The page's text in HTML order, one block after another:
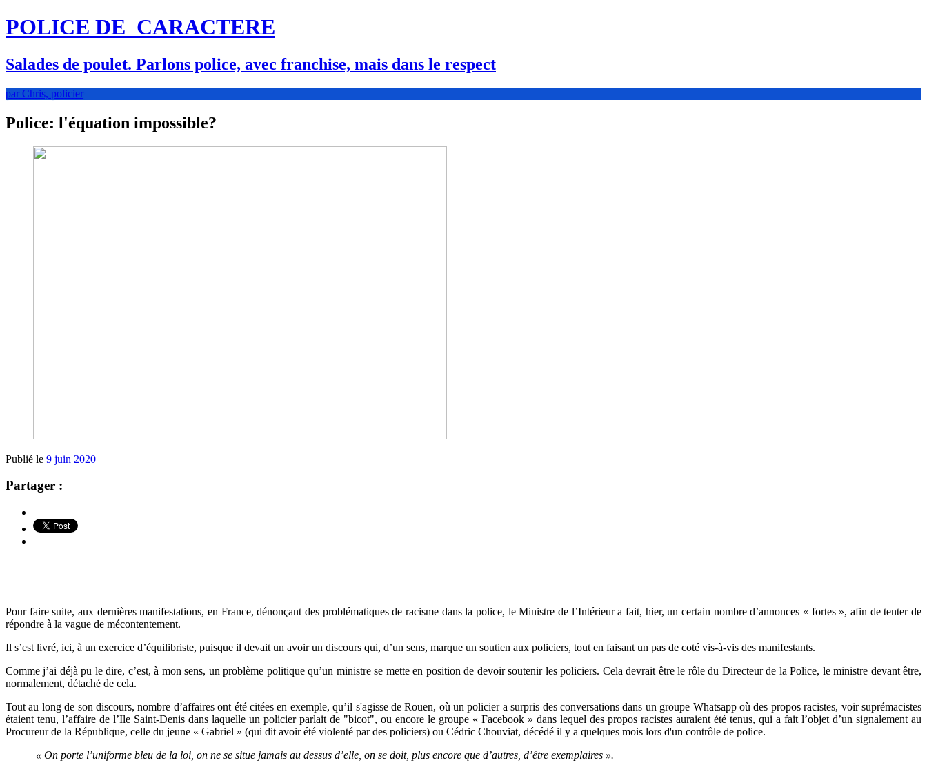
POLICE DE CARACTERE
Salades de poulet. Parlons police, avec franchise, mais dans le respect
par Chris, policier
Police: l'équation impossible?
Publié le 9 juin 2020
Partager :
Pour faire suite, aux dernières manifestations, en France, dénonçant des problématiques de racisme dans la police, le Ministre de l’Intérieur a fait, hier, un certain nombre d’annonces « fortes », afin de tenter de
répondre à la vague de mécontentement.
Il s’est livré, ici, à un exercice d’équilibriste, puisque il devait un avoir un discours qui, d’un sens, marque un soutien aux policiers, tout en faisant un pas de coté vis-à-vis des manifestants.
Comme j’ai déjà pu le dire, c’est, à mon sens, un problème politique qu’un ministre se mette en position de devoir soutenir les policiers. Cela devrait être le rôle du Directeur de la Police, le ministre devant être,
normalement, détaché de cela.
Tout au long de son discours, nombre d’affaires ont été citées en exemple, qu’il s'agisse de Rouen, où un policier a surpris des conversations dans un groupe Whatsapp où des propos racistes, voir suprémacistes
étaient tenu, l’affaire de l’Ile Saint-Denis dans laquelle un policier parlait de "bicot", ou encore le groupe « Facebook » dans lequel des propos racistes auraient été tenus, qui a fait l’objet d’un signalement au
Procureur de la République, celle du jeune « Gabriel » (qui dit avoir été violenté par des policiers) ou Cédric Chouviat, décédé il y a quelques mois lors d'un contrôle de police.
« On porte l’uniforme bleu de la loi, on ne se situe jamais au dessus d’elle, on se doit, plus encore que d’autres, d’être exemplaires ».